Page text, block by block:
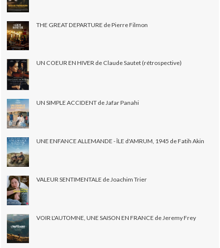
THE GREAT DEPARTURE de Pierre Filmon
UN COEUR EN HIVER de Claude Sautet (rétrospective)
UN SIMPLE ACCIDENT de Jafar Panahi
UNE ENFANCE ALLEMANDE - ÎLE d'AMRUM, 1945 de Fatih Akin
VALEUR SENTIMENTALE de Joachim Trier
VOIR L'AUTOMNE, UNE SAISON EN FRANCE de Jeremy Frey